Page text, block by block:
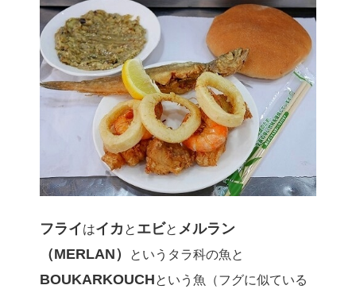
フライはイカ と エビと メルラン
（MERLAN）
というタラ科の魚と
BOUKARKOUCHという魚（フグに似ている